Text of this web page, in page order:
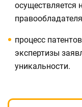
осуществляется
процесс
экспертизы
уникальности.